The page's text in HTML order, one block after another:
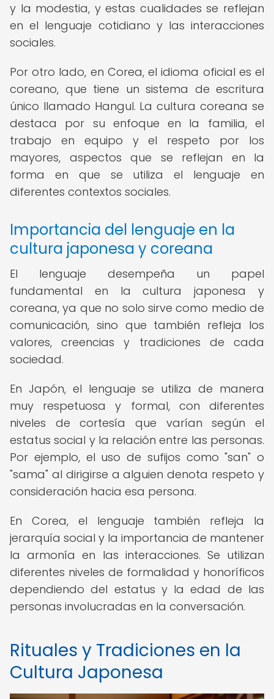
y la modestia, y estas cualidades se reflejan
en el lenguaje cotidiano y las interacciones
sociales.
Por otro lado, en Corea, el idioma oficial es el
coreano, que tiene un sistema de escritura
único llamado Hangul. La cultura coreana se
destaca por su enfoque en la familia, el
trabajo en equipo y el respeto por los
mayores, aspectos que se reflejan en la
forma en que se utiliza el lenguaje en
diferentes contextos sociales.
Importancia del lenguaje en la
cultura japonesa y coreana
El lenguaje desempeña un papel
fundamental en la cultura japonesa y
coreana, ya que no solo sirve como medio de
comunicación, sino que también refleja los
valores, creencias y tradiciones de cada
sociedad.
En Japón, el lenguaje se utiliza de manera
muy respetuosa y formal, con diferentes
niveles de cortesía que varían según el
estatus social y la relación entre las personas.
Por ejemplo, el uso de sufijos como "san" o
"sama" al dirigirse a alguien denota respeto y
consideración hacia esa persona.
En Corea, el lenguaje también refleja la
jerarquía social y la importancia de mantener
la armonía en las interacciones. Se utilizan
diferentes niveles de formalidad y honoríficos
dependiendo del estatus y la edad de las
personas involucradas en la conversación.
Rituales y Tradiciones en la
Cultura Japonesa